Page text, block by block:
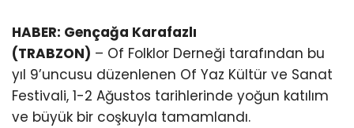
HABER: Gençağa Karafazlı
(TRABZON) – Of Folklor Derneği tarafından bu
yıl 9’uncusu düzenlenen Of Yaz Kültür ve Sanat
Festivali, 1-2 Ağustos tarihlerinde yoğun katılım
ve büyük bir coşkuyla tamamlandı.